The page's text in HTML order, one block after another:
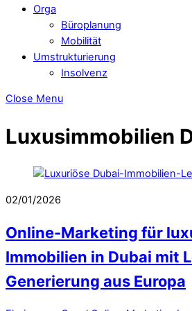
Orga
Büroplanung
Mobilität
Umstrukturierung
Insolvenz
Close Menu
Luxusimmobilien
02/01/2026
Online-Marketing für
Immobilien in Dubai mit
Generierung aus Europa